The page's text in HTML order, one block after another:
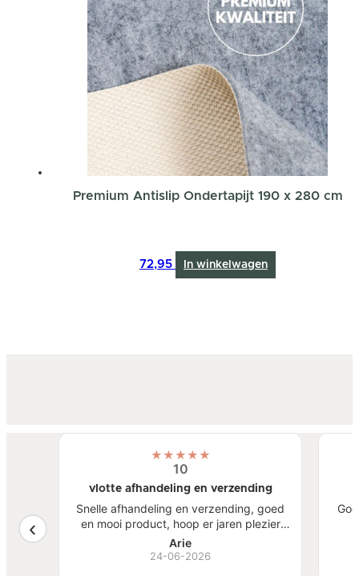
Premium Antislip Ondertapijt 190 x 280 cm
72,95 In winkelwagen
mooi
★★★★★
10
vlotte afhandeling en verzending
Snelle afhandeling en verzending, goed
en mooi product, hoop er jaren plezier
van te hebben.
Arie
24-06-2026